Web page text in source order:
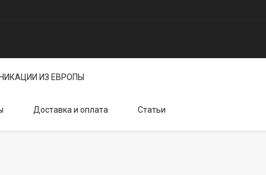
ИЗ ЕВРОПЫ
Доставка и оплата Статьи